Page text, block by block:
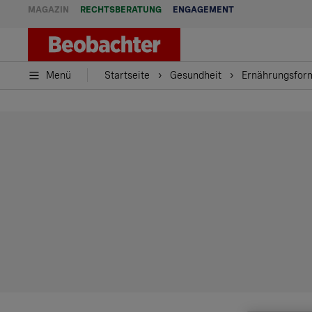
MAGAZIN RECHTSBERATUNG ENGAGEMENT
Menü Startseite Gesundheit